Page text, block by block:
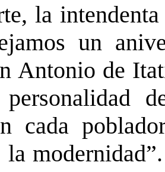
la
un
Antonio de
cada